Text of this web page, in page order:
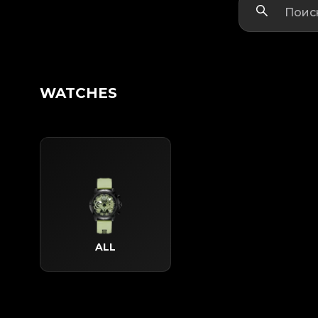
WATCHES
ALL